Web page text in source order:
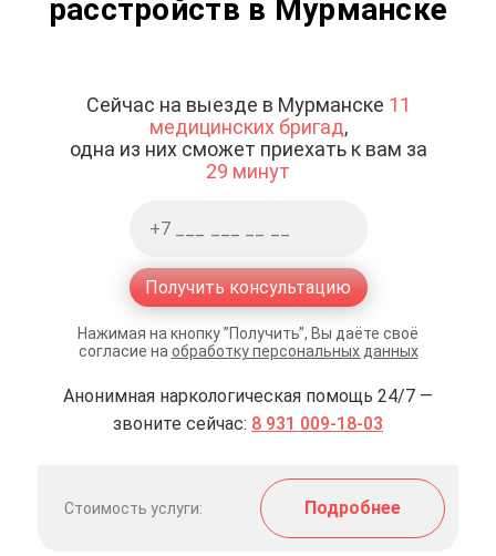
расстройств в Мурманске
Сейчас на выезде в Мурманске 11
медицинских бригад,
одна из них сможет приехать к вам за
29 минут
Получить консультацию
Нажимая на кнопку ”Получить”, Вы даёте своё
согласие на обработку персональных данных
Анонимная наркологическая помощь 24/7 —
звоните сейчас: 8 931 009-18-03
Стоимость услуги: Подробнее